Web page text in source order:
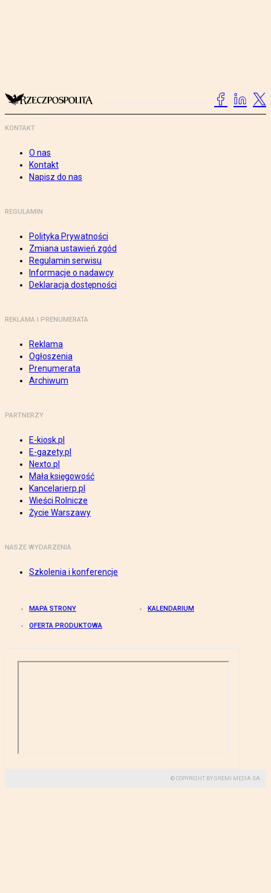
KONTAKT
O nas
Kontakt
Napisz do nas
REGULAMIN
Polityka Prywatności
Zmiana ustawień zgód
Regulamin serwisu
Informacje o nadawcy
Deklaracja dostępności
REKLAMA I PRENUMERATA
Reklama
Ogłoszenia
Prenumerata
Archiwum
PARTNERZY
E-kiosk.pl
E-gazety.pl
Nexto.pl
Mała księgowość
Kancelarierp.pl
Wieści Rolnicze
Życie Warszawy
NASZE WYDARZENIA
Szkolenia i konferencje
MAPA STRONY KALENDARIUM
OFERTA PRODUKTOWA
© COPYRIGHT BY GREMI MEDIA SA